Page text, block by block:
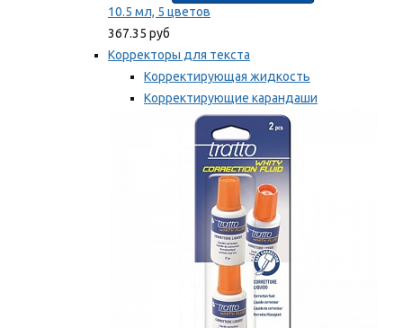
10.5 мл, 5 цветов
367.35 руб
Корректоры для текста
Корректирующая жидкость
Корректирующие карандаши
Корректирующие ленты
Мы рекомендуем